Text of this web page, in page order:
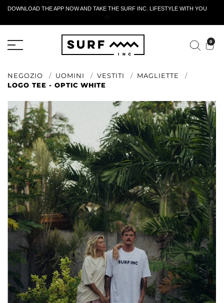
DOWNLOAD THE APP NOW AND TAKE THE SURF INC. LIFESTYLE WITH YOU
🤍
0
NEGOZIO UOMINI VESTITI
MAGLIETTE
LOGO TEE - OPTIC WHITE
MODULO DI RESTITUZIONE ATTIVO